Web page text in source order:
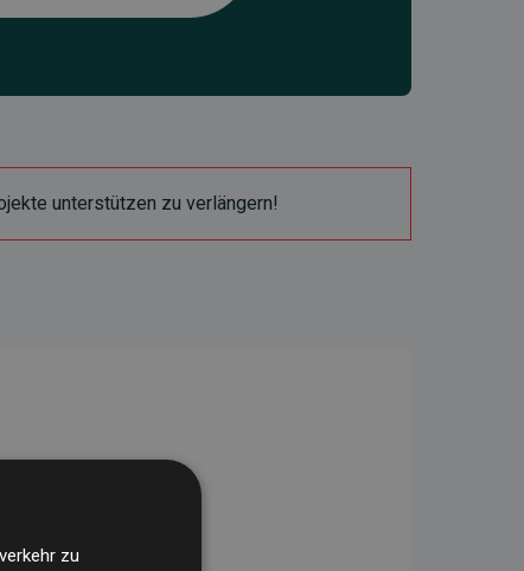
unterstützen zu verlängern!
zu